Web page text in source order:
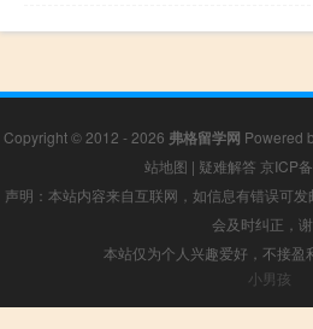
Copyright © 2012 - 2026 弗格留学网 Powered
站地图 | 疑难解答 京ICP
声明：本站内容来自互联网，如信息有错误可
会及时纠正，
本站仅为个人兴趣爱好，不接盈
小男孩